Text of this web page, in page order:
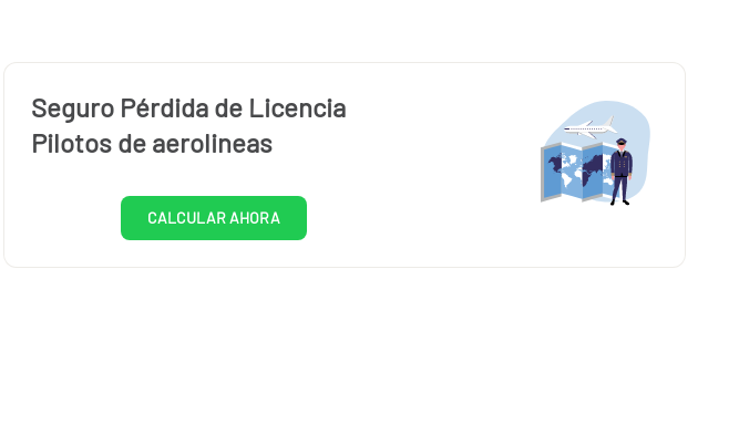
Seguro Pérdida de Licencia
Pilotos de aerolineas
CALCULAR AHORA